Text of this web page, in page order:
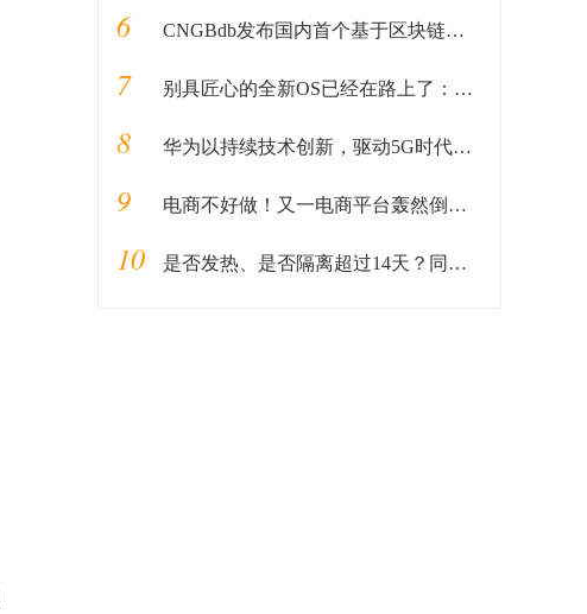
6 CNGBdb发布国内首个基于区块链和安全多方计算的新冠病毒基因组分析平台
7 别具匠心的全新OS已经在路上了：小米下半年发布MIUI 11
8 华为以持续技术创新，驱动5G时代全场景闪存普惠
9 电商不好做！又一电商平台轰然倒塌，曾有5000万用户
10 是否发热、是否隔离超过14天？同济这个AI系统可自动识别